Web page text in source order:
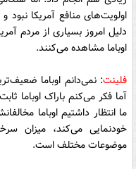
اولویت‌های منافع آمریکا نبود
دلیل امروز بسیاری از مردم
اوباما مشاهده می‌کنند.
فلینت: نمی‌دانم اوباما
آما فکر می‌کنم باراک اوباما
ما انتظار داشتیم اوباما
خودنمایی می‌کند، میزان
موضوعات مختلف است.